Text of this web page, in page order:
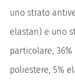
uno strato
elastan) e uno
particolare,
poliestere, 5%